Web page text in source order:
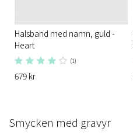
Halsband med namn, guld -
Heart
(1)
679 kr
Smycken med gravyr